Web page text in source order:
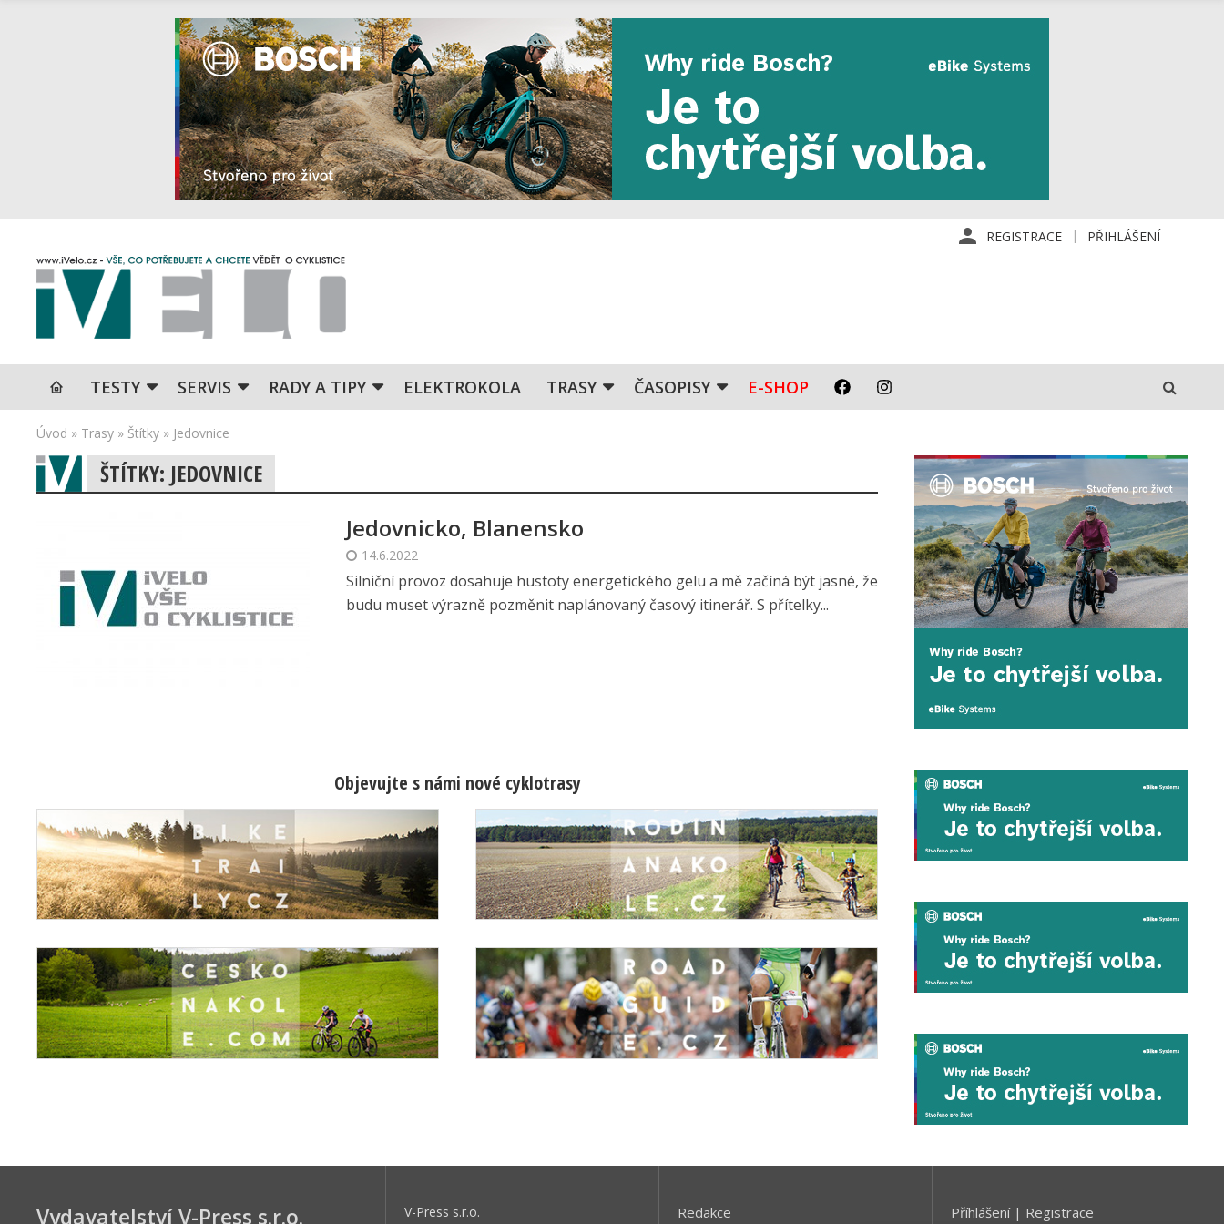
REGISTRACE PŘIHLÁŠENÍ
TESTY SERVIS RADY A TIPY ELEKTROKOLA TRASY ČASOPISY E-SHOP
Úvod » Trasy » Štítky » Jedovnice
ŠTÍTKY: JEDOVNICE
Jedovnicko, Blanensko
14.6.2022
Silniční provoz dosahuje hustoty energetického gelu a mě začíná být jasné, že
budu muset výrazně pozměnit naplánovaný časový itinerář. S přítelky...
Objevujte s námi nové cyklotrasy
Vydavatelství V-Press s.r.o.
V-Press s.r.o.
Redakce Příhlášení | Registrace